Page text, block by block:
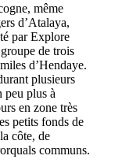
même
d’Atalaya,
par Explore
de trois
d’Hendaye.
plusieurs
peu plus à
en zone très
petits fonds de
côte, de
communs.